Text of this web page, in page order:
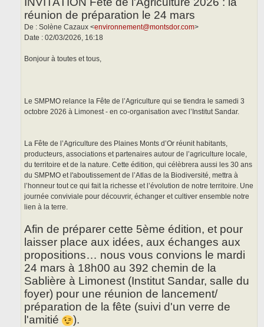
réunion de préparation le 24 mars
De : Solène Cazaux <environnement@montsdor.com>
Date : 02/03/2026, 16:18
Bonjour à toutes et tous,
Le SMPMO relance la Fête de l’Agriculture qui se tiendra le samedi 3
octobre 2026 à Limonest - en co-organisation avec l’Institut Sandar.
La Fête de l’Agriculture des Plaines Monts d’Or réunit habitants,
producteurs, associations et partenaires autour de l’agriculture locale,
du territoire et de la nature. Cette édition, qui célèbrera aussi les 30 ans
du SMPMO et l'aboutissement de l’Atlas de la Biodiversité, mettra à
l’honneur tout ce qui fait la richesse et l’évolution de notre territoire. Une
journée conviviale pour découvrir, échanger et cultiver ensemble notre
lien à la terre.
Afin de préparer cette 5ème édition, et pour
laisser place aux idées, aux échanges aux
propositions… nous vous convions le mardi
24 mars à 18h00 au 392 chemin de la
Sablière à Limonest (Institut Sandar, salle du
foyer) pour une réunion de lancement/
préparation de la fête (suivi d'un verre de
l'amitié
).